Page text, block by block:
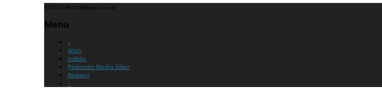
©2024 BeritaBekasi.co.id
Menu
–
Iklan
Indeks
Pedoman Media Siber
Redaksi
–